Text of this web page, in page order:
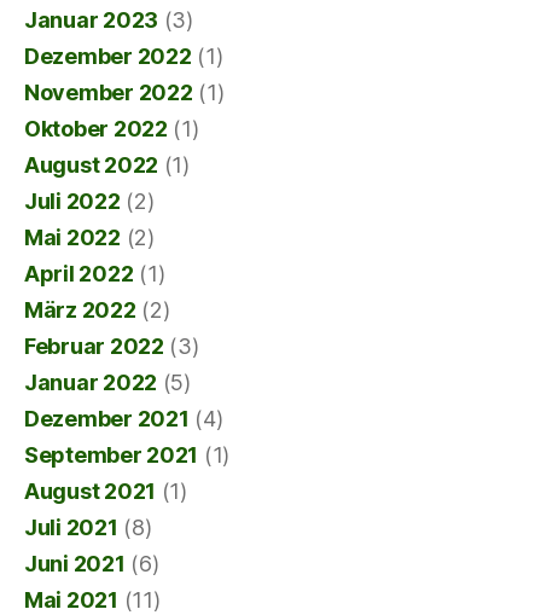
Januar 2023 (3)
Dezember 2022 (1)
November 2022 (1)
Oktober 2022 (1)
August 2022 (1)
Juli 2022 (2)
Mai 2022 (2)
April 2022 (1)
März 2022 (2)
Februar 2022 (3)
Januar 2022 (5)
Dezember 2021 (4)
September 2021 (1)
August 2021 (1)
Juli 2021 (8)
Juni 2021 (6)
Mai 2021 (11)